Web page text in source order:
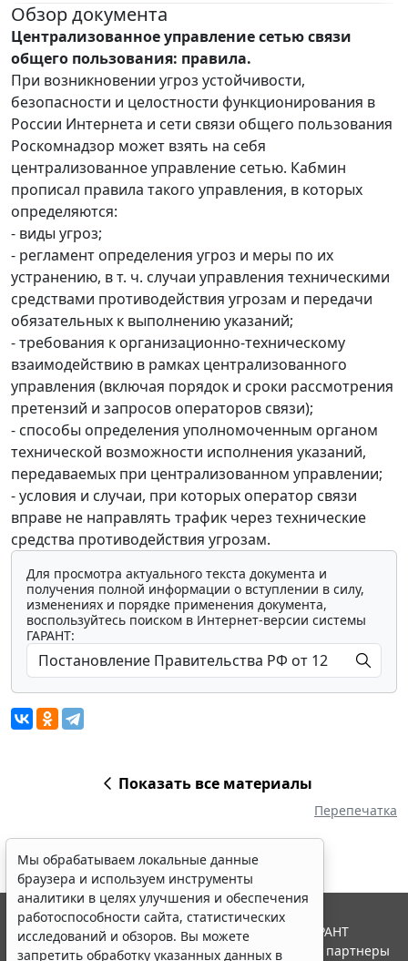
Обзор документа
Централизованное управление сетью связи
общего пользования: правила.
При возникновении угроз устойчивости,
безопасности и целостности функционирования в
России Интернета и сети связи общего пользования
Роскомнадзор может взять на себя
централизованное управление сетью. Кабмин
прописал правила такого управления, в которых
определяются:
- виды угроз;
- регламент определения угроз и меры по их
устранению, в т. ч. случаи управления техническими
средствами противодействия угрозам и передачи
обязательных к выполнению указаний;
- требования к организационно-техническому
взаимодействию в рамках централизованного
управления (включая порядок и сроки рассмотрения
претензий и запросов операторов связи);
- способы определения уполномоченным органом
технической возможности исполнения указаний,
передаваемых при централизованном управлении;
- условия и случаи, при которых оператор связи
вправе не направлять трафик через технические
средства противодействия угрозам.
Для просмотра актуального текста документа и
получения полной информации о вступлении в силу,
изменениях и порядке применения документа,
воспользуйтесь поиском в Интернет-версии системы
ГАРАНТ:
Показать все материалы
Перепечатка
Мы обрабатываем локальные данные
браузера и используем инструменты
аналитики в целях улучшения и обеспечения
работоспособности сайта, статистических
исследований и обзоров. Вы можете
запретить обработку указанных данных в
© ООО "НПП "ГАРАНТ-СЕРВИС", 2026. Система ГАРАНТ
выпускается с 1990 года. Компания "Гарант" и ее партнеры